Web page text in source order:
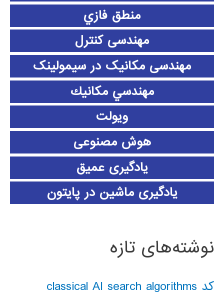
منطق فازي
مهندسی کنترل
مهندسی مکانیک در سیمولینک
مهندسي مكانيك
ویولت
هوش مصنوعی
یادگیری عمیق
یادگیری ماشین در پایتون
نوشته‌های تازه
کد classical AI search algorithms